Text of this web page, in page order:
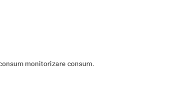
monitorizare consum.